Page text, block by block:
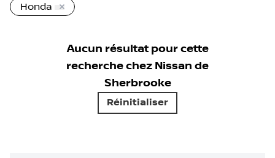
Honda
Aucun résultat pour cette
recherche chez Nissan de
Sherbrooke
Réinitialiser